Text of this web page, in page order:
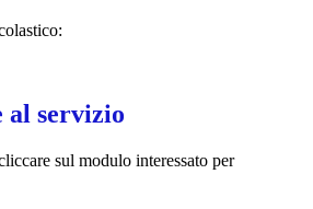
al servizio
sul modulo interessato per